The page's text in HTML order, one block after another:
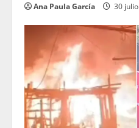
Ana Paula García 30